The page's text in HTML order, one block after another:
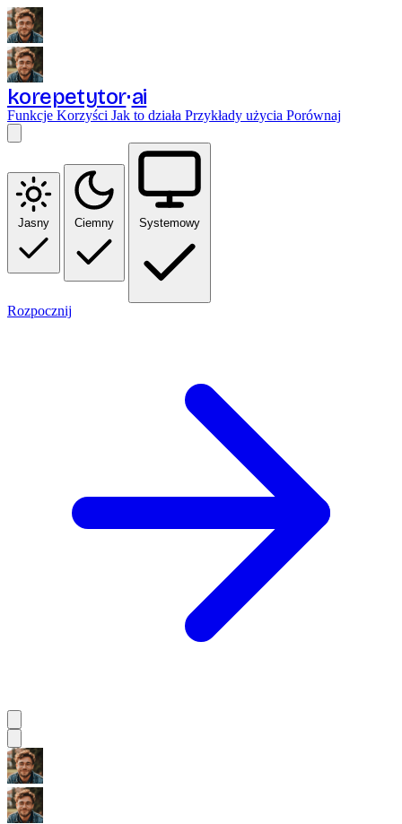
korepetytor ai
Funkcje Korzyści Jak to działa Przykłady użycia Porównaj
Jasny Ciemny Systemowy
Rozpocznij